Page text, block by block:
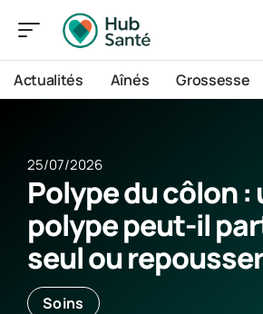
Actualités Aînés Grossesse
25/07/2026
Polype du côlon :
polype peut-il
seul ou
Soins